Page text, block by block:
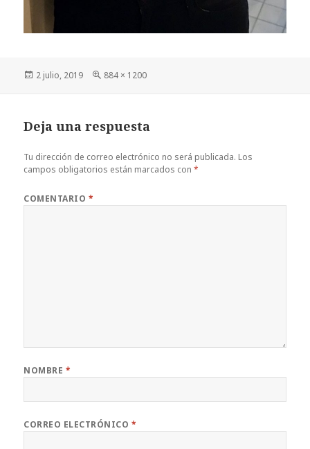
Publicado
2 julio, 2019
Tamaño
884 × 1200
Deja una respuesta
Tu dirección de correo electrónico no será publicada. Los
campos obligatorios están marcados con*
COMENTARIO *
NOMBRE *
CORREO ELECTRÓNICO *